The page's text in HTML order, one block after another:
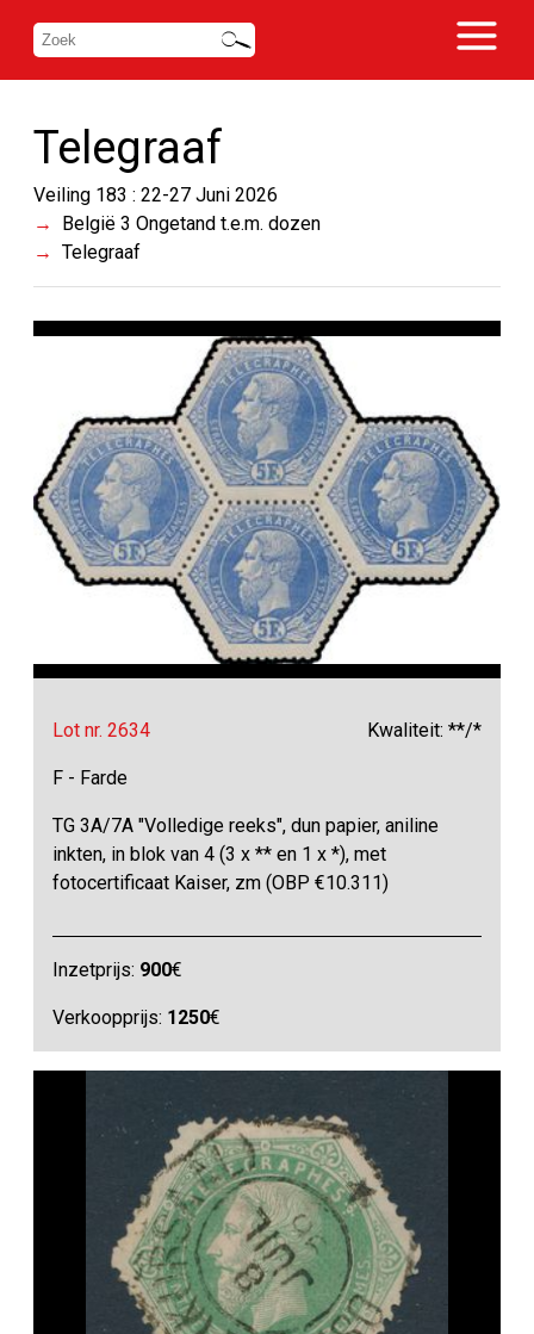
Telegraaf
Veiling 183 : 22-27 Juni 2026
België 3 Ongetand t.e.m. dozen
Telegraaf
Lot nr. 2634 Kwaliteit: **/*
F - Farde
TG 3A/7A "Volledige reeks", dun papier, aniline
inkten, in blok van 4 (3 x ** en 1 x *), met
fotocertificaat Kaiser, zm (OBP €10.311)
Inzetprijs: 900€
Verkoopprijs: 1250€